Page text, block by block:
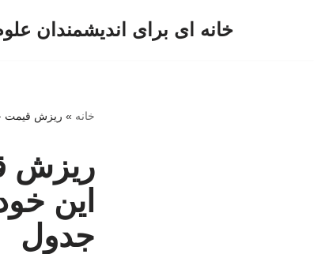
خانه ای برای اندیشمندان
خانه » ریزش قیمت
ریزش
جدول